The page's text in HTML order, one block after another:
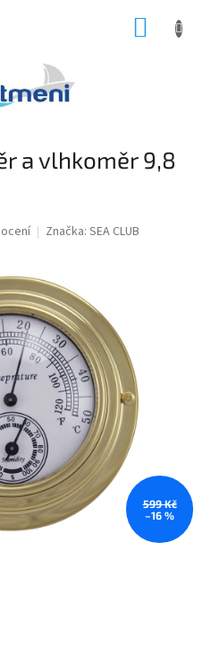
a vlhkoměr 9,8
Značka: SEA CLUB
599 Kč
–16 %